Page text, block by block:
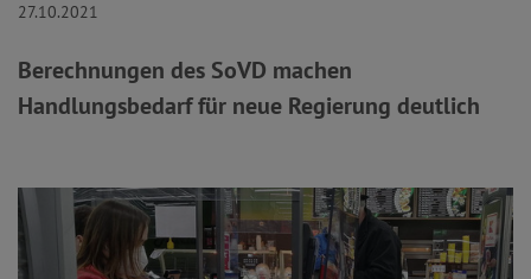
27.10.2021
Berechnungen des SoVD machen
Handlungsbedarf für neue Regierung deutlich